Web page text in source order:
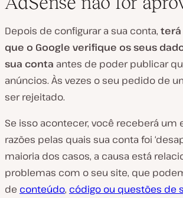
Depois de configurar a sua conta, terá
que o Google verifique os seus
sua conta antes de poder publicar
anúncios. Às vezes o seu pedido de
ser rejeitado.
Se isso acontecer, você receberá um
razões pelas quais sua conta foi
maioria dos casos, a causa está
problemas com o seu site, que
de conteúdo, código ou questões de